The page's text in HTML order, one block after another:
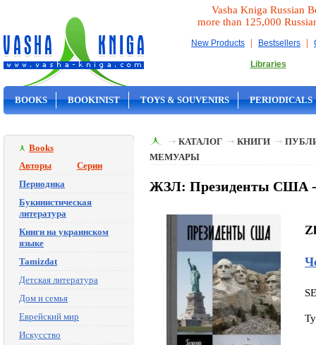
Vasha Kniga Russian
more than 125,000
New Products | Bestsellers |
Libraries
BOOKS BOOKINIST TOYS & SOUVENIRS PERIODICALS
Books
Авторы
Серии
Периодика
Букинистическая
литература
Книги на украинском
языке
Tamizdat
Детская литература
Дом и семья
Еврейский мир
Искусство
КАТАЛОГ КНИГИ
МЕМУАРЫ
ЖЗЛ: Президенты США -